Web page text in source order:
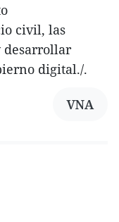
civil, las
desarrollar
digital./.
VNA